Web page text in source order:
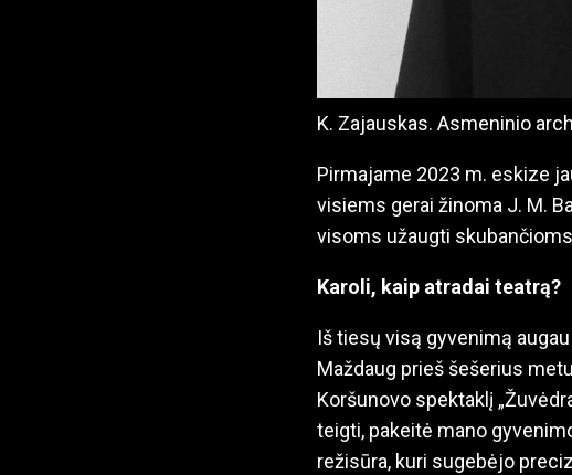
K. Zajauskas. Asmeninio
Pirmajame 2023 m. eskize
visiems gerai žinoma J. M.
visoms užaugti
Karoli, kaip atradai teatrą?
Iš tiesų visą gyvenimą
Maždaug prieš šešerius
Koršunovo spektaklį
teigti, pakeitė mano
režisūra, kuri sugebėjo